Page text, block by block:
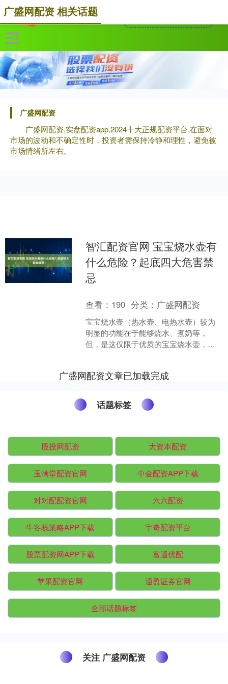
广盛网配资
广盛网配资,实盘配资app,2024十大正规配资平台,在面对
市场的波动和不确定性时，投资者需保持冷静和理性，避免被
市场情绪所左右。
广盛网配资 相关话题
智汇配资官网 宝宝烧水壶有
什么危险？起底四大危害禁
忌
查看： 190 分类： 广盛网配资
宝宝烧水壶（热水壶、电热水壶）较为
明显的功能在于能够烧水、煮奶等，
但，是这仅限于优质的宝宝烧水壶，如
广盛网配资文章已加载完成
话题标签
股投网配资 大资本配资
玉满堂配资官网 中金配资APP下载
对对配配资官网 六六配资
牛客栈策略APP下载 宇奇配资平台
股票配资网APP下载 富通优配
苹果配资官网 通盈证券官网
全部话题标签
关注 广盛网配资